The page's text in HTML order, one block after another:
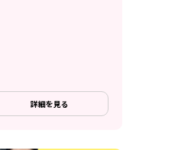
詳細を見る